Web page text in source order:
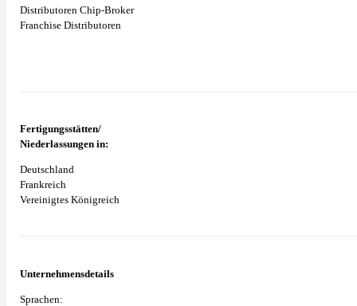
Distributoren Chip-Broker
Franchise Distributoren
Fertigungsstätten/
Niederlassungen in:
Deutschland
Frankreich
Vereinigtes Königreich
Unternehmensdetails
Sprachen: